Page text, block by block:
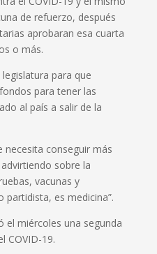
de refuerzo, después
aprobaran esa cuarta
o más.
para que
para tener las
al país a salir de la
necesita conseguir más
sobre la
vacunas y
es medicina”.
el miércoles una segunda
COVID-19.